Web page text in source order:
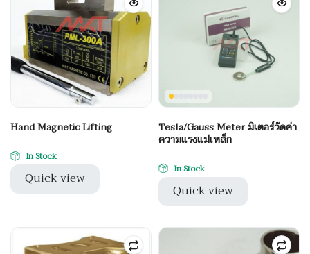
Hand Magnetic Lifting
In Stock
Quick view
Tesla/Gauss Meter มิเตอร์วัดค่า
ความแรงแม่เหล็ก
In Stock
Quick view